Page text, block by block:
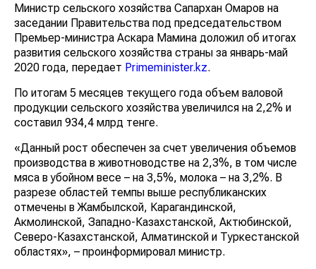
Министр сельского хозяйства Сапархан Омаров на
заседании Правительства под председательством
Премьер-министра Аскара Мамина доложил об итогах
развития сельского хозяйства страны за январь-май
2020 года, передает Primeminister.kz.
По итогам 5 месяцев текущего года объем валовой
продукции сельского хозяйства увеличился на 2,2% и
составил 934,4 млрд тенге.
«Данный рост обеспечен за счет увеличения объемов
производства в животноводстве на 2,3%, в том числе
мяса в убойном весе – на 3,5%, молока – на 3,2%. В
разрезе областей темпы выше республиканских
отмечены в Жамбылской, Карагандинской,
Акмолинской, Западно-Казахстанской, Актюбинской,
Северо-Казахстанской, Алматинской и Туркестанской
областях», – проинформировал министр.